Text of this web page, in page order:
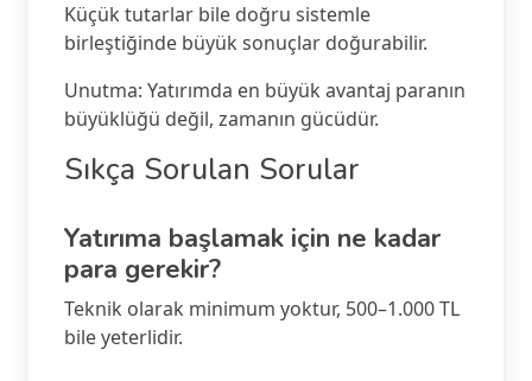
Küçük tutarlar bile doğru sistemle
birleştiğinde büyük sonuçlar doğurabilir.
Unutma: Yatırımda en büyük avantaj paranın
büyüklüğü değil, zamanın gücüdür.
Sıkça Sorulan Sorular
Yatırıma başlamak için ne kadar
para gerekir?
Teknik olarak minimum yoktur, 500–1.000 TL
bile yeterlidir.